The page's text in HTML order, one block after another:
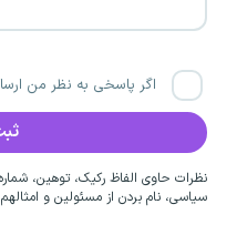
اگر پاسخی به نظر من
نظرات حاوی الفاظ رکیک، توهین،
سیاسی، نام بردن از مسئولین و